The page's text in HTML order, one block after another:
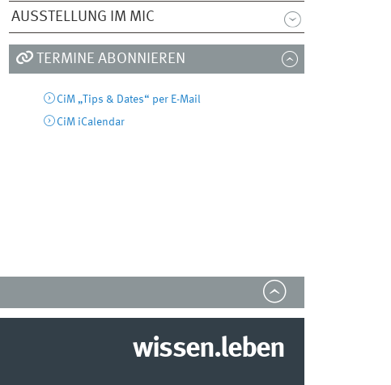
AUSSTELLUNG IM MIC
TERMINE ABONNIEREN
CiM „Tips & Dates“ per E-Mail
CiM iCalendar
wissen.leben